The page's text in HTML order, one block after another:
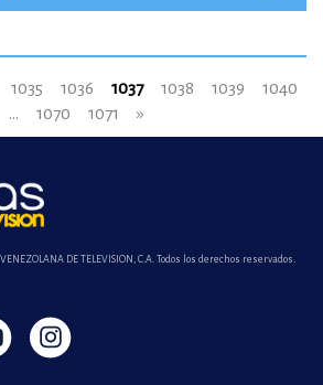
1035 1036 1037 1038 1039
1040
...
1070 1071 »
DE TELEVISION, C.A. Todos los derechos reservados.